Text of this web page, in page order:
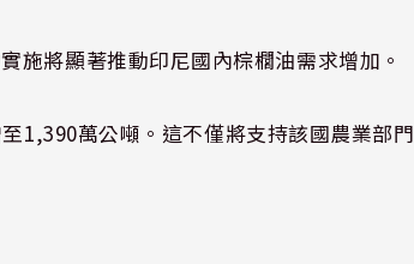
施將顯著推動印尼國內棕櫚油需求增加。
1,390萬公噸。這不僅將支持該國農業部門